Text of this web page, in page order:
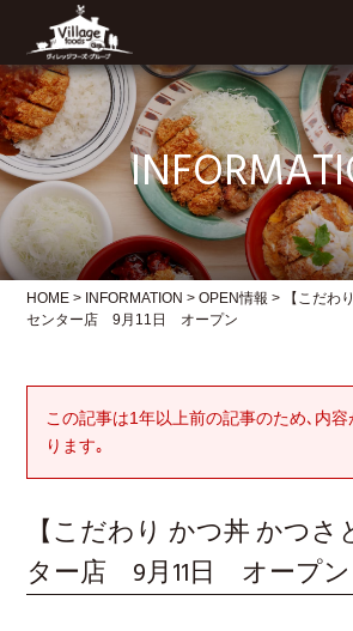
HOME > INFORMATION >OPEN情報 >
【こだわ
センター店 9月11日 オープン
この記事は1年以上前の記事のため､内
ります｡
【こだわり かつ丼 かつさ
ター店 9月11日 オープン